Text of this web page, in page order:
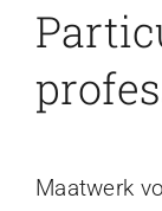
Maatwerk